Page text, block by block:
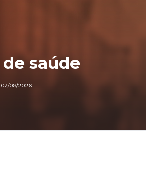
saúde
07/08/2026